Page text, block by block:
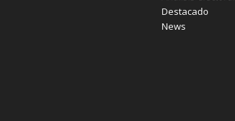
Destacado
News